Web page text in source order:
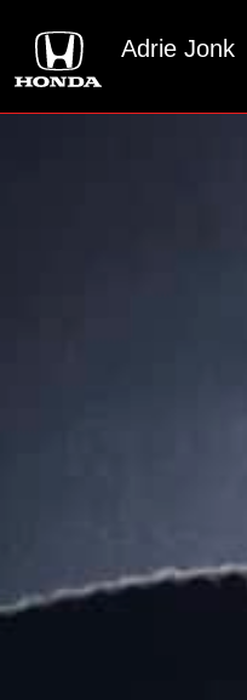
Adrie Jonk